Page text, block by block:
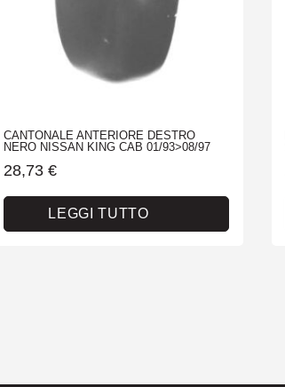
CANTONALE ANTERIORE DESTRO
NERO NISSAN KING CAB 01/93>08/97
28,73 €
LEGGI TUTTO